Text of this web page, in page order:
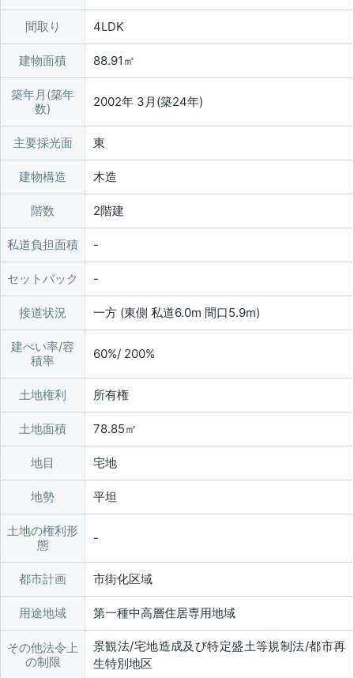
間取り 4LDK
建物面積 88.91㎡
築年月(築年
数)
2002年 3月(築24年)
主要採光面 東
建物構造 木造
階数 2階建
私道負担面積
セットバック
接道状況 一方 (東側 私道6.0m 間口5.9m)
建ぺい率/容
積率
60%/ 200%
土地権利 所有権
土地面積 78.85㎡
地目 宅地
地勢 平坦
土地の権利形
態
都市計画 市街化区域
用途地域 第一種中高層住居専用地域
その他法令上
の制限
景観法/宅地造成及び特定盛土等規制法/都市再
生特別地区